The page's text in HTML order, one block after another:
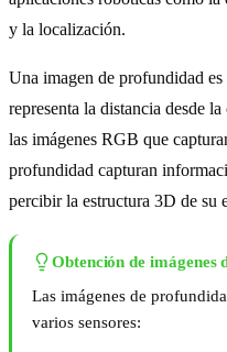
y la localización.
Una imagen de profundidad
representa la distancia desde
las imágenes RGB que
profundidad capturan
percibir la estructura 3D de su
Obtención de imágenes
Las imágenes de
varios sensores: